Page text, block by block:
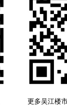
更多吴江楼